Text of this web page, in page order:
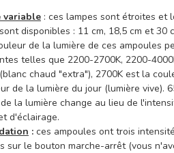
variable : ces lampes sont étroites et
disponibles : 11 cm, 18,5 cm et 30
de la lumière de ces ampoules
telles que 2200-2700K, 2200-
chaud "extra"), 2700K est la
de la lumière du jour (lumière vive).
la lumière change au lieu de
d'éclairage.
: ces ampoules ont trois
sur le bouton marche-arrêt (vous